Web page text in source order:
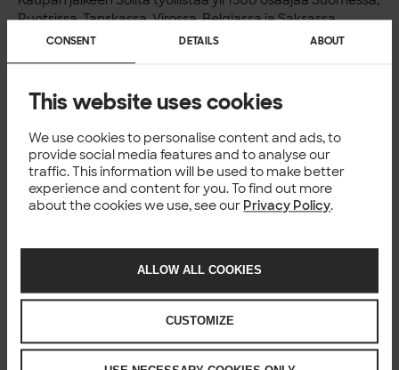
CONSENT DETAILS ABOUT
This website uses cookies
We use cookies to personalise content and ads, to
provide social media features and to analyse our
traffic. This information will be used to make better
experience and content for you. To find out more
about the cookies we use, see our Privacy Policy.
ALLOW ALL COOKIES
CUSTOMIZE
Ruotsissa, Tanskassa, Virossa, Belgiassa ja Saksassa.
Yrityksen liikevaihto ylitti 150 miljoonaa euroa vuonna 2021.
Koronavilkku– ja koronapassin lukija -sovelluksista
yhteistyössä THL:n kanssa.
Lisätietoja:
Solita, toimitusjohtaja Ossi Lindroos, p. +358 40 750
7637,ossi.lindroos@solita.fi
Median lisätiedot ja haastattelupyynnöt: Solita,
viestintäjohtaja Minna Pinola, p. +358 40 5166 024,
konsulttiyritys, joka toimittaa räätälöityjä ​​
on vahva osaaminen IT-hankkeiden projektinhallinnassa ja
olemassa olevien liiketoimintamallien virtaviivaistamisessa.
integraatioihin, pilven hyödyntämiseen, IoT-ratkaisuihin